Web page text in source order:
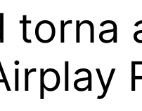
torna